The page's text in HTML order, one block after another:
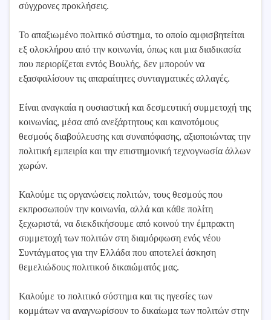
σύγχρονες προκλήσεις.
Το απαξιωμένο πολιτικό σύστημα, το οποίο αμφισβητείται
εξ ολοκλήρου από την κοινωνία, όπως και μια διαδικασία
που περιορίζεται εντός Βουλής, δεν μπορούν να
εξασφαλίσουν τις απαραίτητες συνταγματικές αλλαγές.
Είναι αναγκαία η ουσιαστική και δεσμευτική συμμετοχή της
κοινωνίας, μέσα από ανεξάρτητους και καινοτόμους
θεσμούς διαβούλευσης και συναπόφασης, αξιοποιώντας την
πολιτική εμπειρία και την επιστημονική τεχνογνωσία άλλων
χωρών.
Καλούμε τις οργανώσεις πολιτών, τους θεσμούς που
εκπροσωπούν την κοινωνία, αλλά και κάθε πολίτη
ξεχωριστά, να διεκδικήσουμε από κοινού την έμπρακτη
συμμετοχή των πολιτών στη διαμόρφωση ενός νέου
Συντάγματος για την Ελλάδα που αποτελεί άσκηση
θεμελιώδους πολιτικού δικαιώματός μας.
Καλούμε το πολιτικό σύστημα και τις ηγεσίες των
κομμάτων να αναγνωρίσουν το δικαίωμα των πολιτών στην